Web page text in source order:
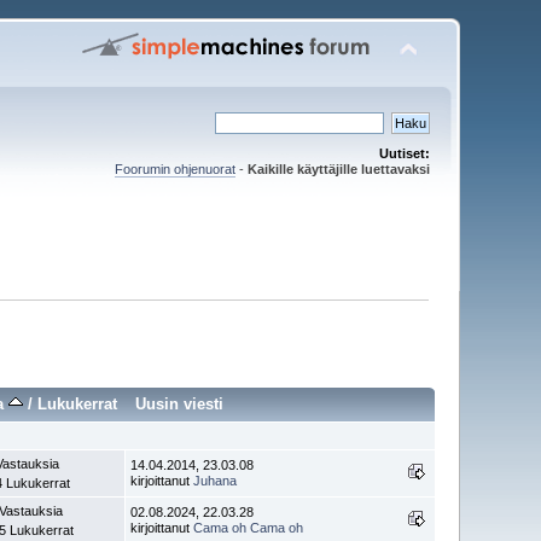
Uutiset:
Foorumin ohjenuorat- Kaikille käyttäjille luettavaksi
/Lukukerrat Uusin viesti
Lukukerrat
14.04.2014, 23.03.08
kirjoittanutJuhana
Lukukerrat
02.08.2024, 22.03.28
kirjoittanutCama oh Cama oh